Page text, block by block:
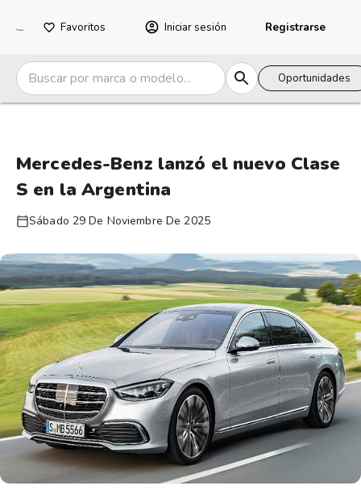
Favoritos Iniciar sesión Registrarse
Oportunidades
Mercedes-Benz lanzó el nuevo Clase
S en la Argentina
Sábado 29 De Noviembre De 2025